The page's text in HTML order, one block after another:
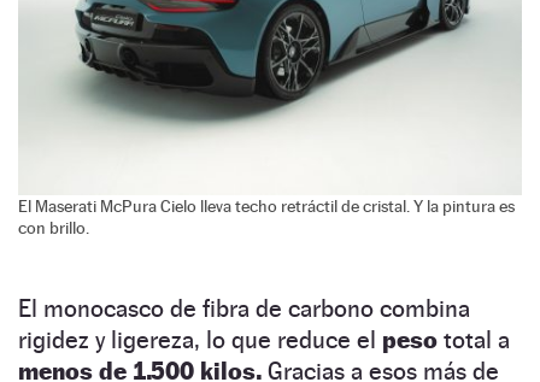
El Maserati McPura Cielo lleva techo retráctil de cristal. Y la pintura es
con brillo.
El monocasco de fibra de carbono combina
rigidez y ligereza, lo que reduce el peso total a
menos de 1.500 kilos. Gracias a esos más de